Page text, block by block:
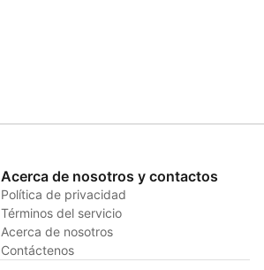
Acerca de nosotros y contactos
Política de privacidad
Términos del servicio
Acerca de nosotros
Contáctenos